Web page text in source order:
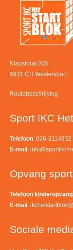
Klapstraat 205
6931 CH Westervoort
Routebeschrijving
Sport IKC
Telefoon: 026-3114932
E-mail : info@sportikc-
Opvang
Telefoon
E-mail :
Sociale